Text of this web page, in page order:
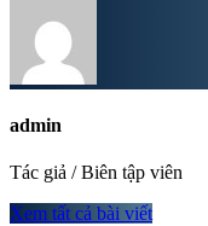
admin
Tác giả / Biên tập viên
Xem tất cả bài viết